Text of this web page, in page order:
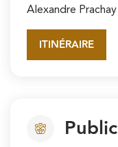
Alexandre Prachay
ITINÉRAIRE
Public